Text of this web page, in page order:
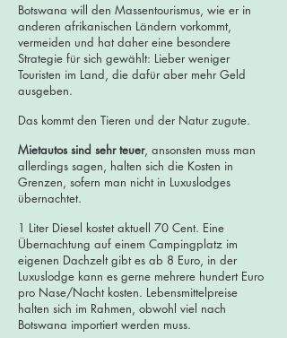
Botswana will den Massentourismus, wie er in
anderen afrikanischen Ländern vorkommt,
vermeiden und hat daher eine besondere
Strategie für sich gewählt: Lieber weniger
Touristen im Land, die dafür aber mehr Geld
ausgeben.
Das kommt den Tieren und der Natur zugute.
Mietautos sind sehr teuer, ansonsten muss man
allerdings sagen, halten sich die Kosten in
Grenzen, sofern man nicht in Luxuslodges
übernachtet.
1 Liter Diesel kostet aktuell 70 Cent. Eine
Übernachtung auf einem Campingplatz im
eigenen Dachzelt gibt es ab 8 Euro, in der
Luxuslodge kann es gerne mehrere hundert Euro
pro Nase/Nacht kosten. Lebensmittelpreise
halten sich im Rahmen, obwohl viel nach
Botswana importiert werden muss.